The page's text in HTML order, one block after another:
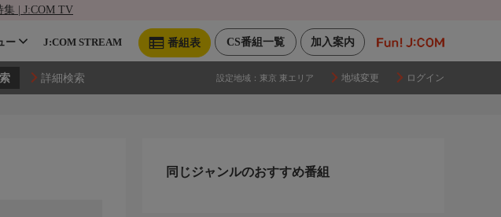
| J:COM TV
加入案内
CS番組一覧
番組表
ー J:COM STREAM
詳細検索 設定地域： 東京 東エリア 地域変更 ログイン
同じジャンルのおすすめ番組